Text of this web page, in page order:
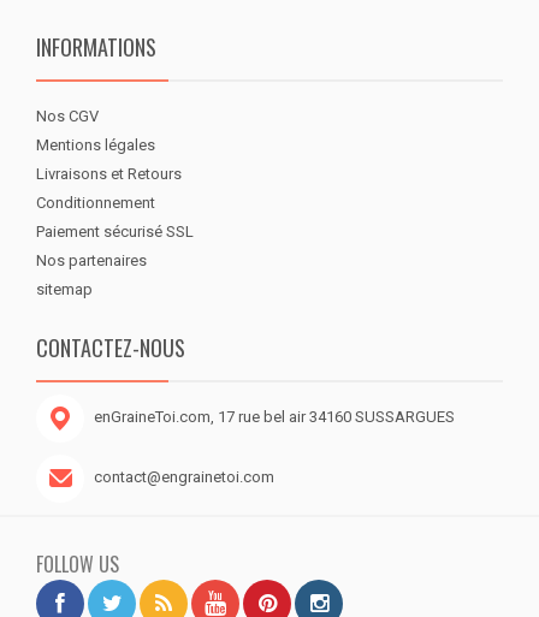
INFORMATIONS
Nos CGV
Mentions légales
Livraisons et Retours
Conditionnement
Paiement sécurisé SSL
Nos partenaires
sitemap
CONTACTEZ-NOUS
enGraineToi.com, 17 rue bel air 34160 SUSSARGUES
contact@engrainetoi.com
FOLLOW US